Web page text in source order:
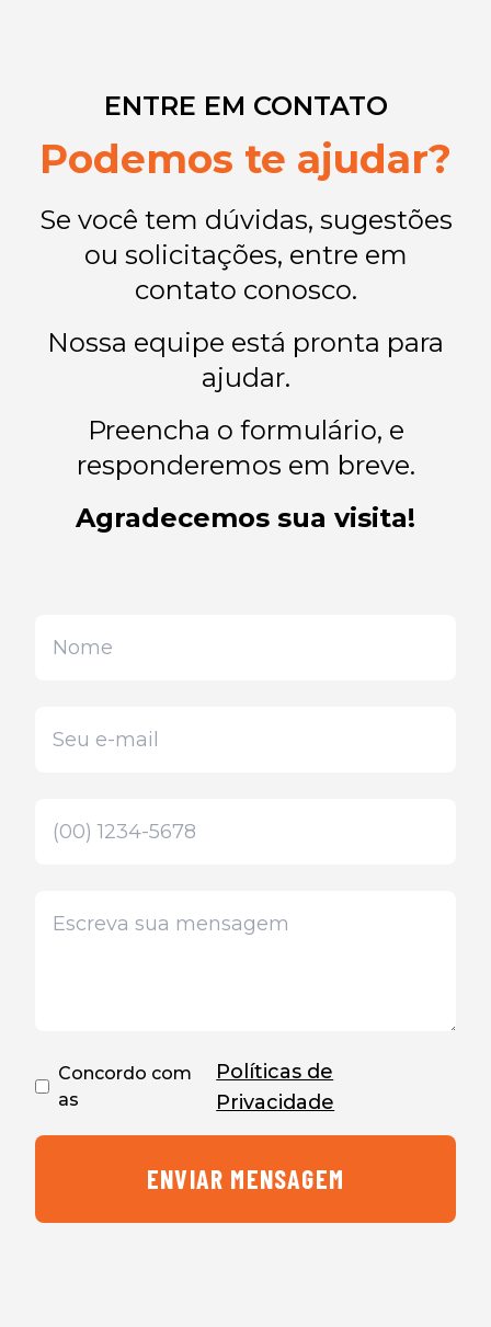
ENTRE EM CONTATO
Podemos te ajudar?
Se você tem dúvidas, sugestões
ou solicitações, entre em
contato conosco.
Nossa equipe está pronta para
ajudar.
Preencha o formulário, e
responderemos em breve.
Agradecemos sua visita!
Concordo com
as
Políticas de
Privacidade
ENVIAR MENSAGEM